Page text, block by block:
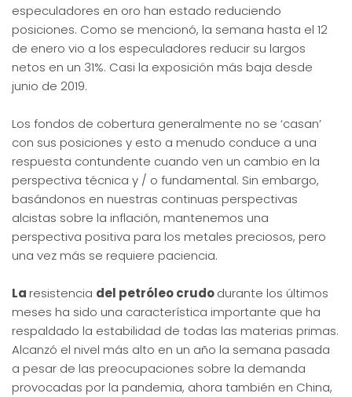
especuladores en oro han estado reduciendo
posiciones. Como se mencionó, la semana hasta el 12
de enero vio a los especuladores reducir su largos
netos en un 31%. Casi la exposición más baja desde
junio de 2019.
Los fondos de cobertura generalmente no se ‘casan’
con sus posiciones y esto a menudo conduce a una
respuesta contundente cuando ven un cambio en la
perspectiva técnica y / o fundamental. Sin embargo,
basándonos en nuestras continuas perspectivas
alcistas sobre la inflación, mantenemos una
perspectiva positiva para los metales preciosos, pero
una vez más se requiere paciencia.
La resistencia del petróleo crudodurante los últimos
meses ha sido una característica importante que ha
respaldado la estabilidad de todas las materias primas.
Alcanzó el nivel más alto en un año la semana pasada
a pesar de las preocupaciones sobre la demanda
provocadas por la pandemia, ahora también en China,